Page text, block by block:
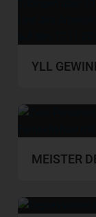
YLL
MEISTER